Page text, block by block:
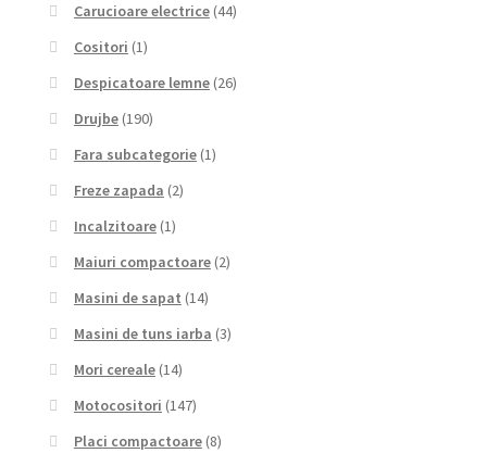
Carucioare electrice (44)
Cositori (1)
Despicatoare lemne (26)
Drujbe (190)
Fara subcategorie (1)
Freze zapada (2)
Incalzitoare (1)
Maiuri compactoare (2)
Masini de sapat (14)
Masini de tuns iarba (3)
Mori cereale (14)
Motocositori (147)
Placi compactoare (8)